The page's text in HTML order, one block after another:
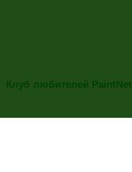
Клуб любителей PaintNet